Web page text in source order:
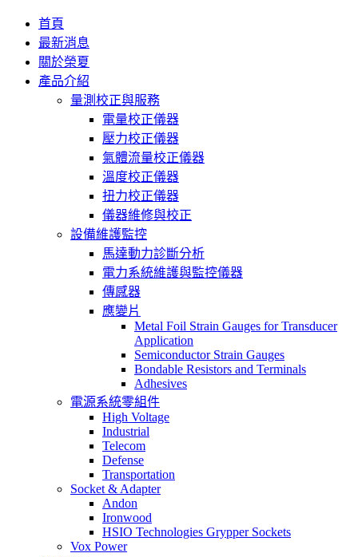
首頁
最新消息
關於榮夏
產品介紹
量測校正與服務
電量校正儀器
壓力校正儀器
氣體流量校正儀器
溫度校正儀器
扭力校正儀器
儀器維修與校正
設備維護監控
馬達動力診斷分析
電力系統維護與監控儀器
傳感器
應變片
Metal Foil Strain Gauges for Transducer
Application
Semiconductor Strain Gauges
Bondable Resistors and Terminals
Adhesives
電源系統零組件
High Voltage
Industrial
Telecom
Defense
Transportation
Socket & Adapter
Andon
Ironwood
HSIO Technologies Grypper Sockets
Vox Power